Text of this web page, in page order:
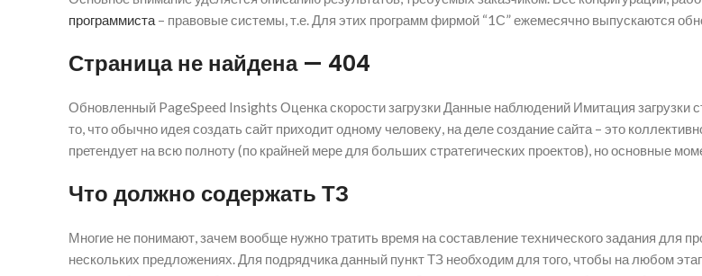
программиста – правовые системы, т.е. Для этих программ фирмой “1С” ежемесячно выпускаются
Страница не найдена — 404
Обновленный PageSpeed Insights Оценка скорости загрузки Данные наблюдений Имитация
то, что обычно идея создать сайт приходит одному человеку, на деле создание сайта – это
претендует на всю полноту (по крайней мере для больших стратегических проектов), но основные
Что должно содержать ТЗ
Многие не понимают, зачем вообще нужно тратить время на составление технического задания для
нескольких предложениях. Для подрядчика данный пункт ТЗ необходим для того, чтобы на любом